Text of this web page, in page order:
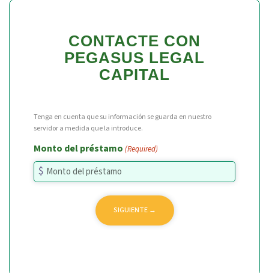
CONTACTE CON
PEGASUS LEGAL
CAPITAL
Tenga en cuenta que su información se guarda en nuestro
servidor a medida que la introduce.
Monto del préstamo (Required)